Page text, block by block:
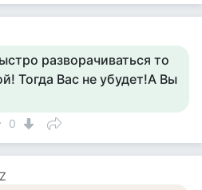
разворачиваться то
Тогда Вас не убудет!А Вы
0